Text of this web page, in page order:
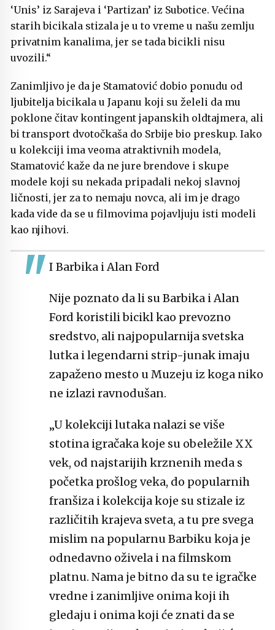
‘Unis’ iz Sarajeva i ‘Partizan’ iz Subotice. Većina
starih bicikala stizala je u to vreme u našu zemlju
privatnim kanalima, jer se tada bicikli nisu
uvozili.“
Zanimljivo je da je Stamatović dobio ponudu od
ljubitelja bicikala u Japanu koji su želeli da mu
poklone čitav kontingent japanskih oldtajmera, ali
bi transport dvotočkaša do Srbije bio preskup. Iako
u kolekciji ima veoma atraktivnih modela,
Stamatović kaže da ne jure brendove i skupe
modele koji su nekada pripadali nekoj slavnoj
ličnosti, jer za to nemaju novca, ali im je drago
kada vide da se u filmovima pojavljuju isti modeli
kao njihovi.
I Barbika i Alan Ford
Nije poznato da li su Barbika i Alan
Ford koristili bicikl kao prevozno
sredstvo, ali najpopularnija svetska
lutka i legendarni strip-junak imaju
zapaženo mesto u Muzeju iz koga niko
ne izlazi ravnodušan.
„U kolekciji lutaka nalazi se više
stotina igračaka koje su obeležile XX
vek, od najstarijih krznenih meda s
početka prošlog veka, do popularnih
franšiza i kolekcija koje su stizale iz
različitih krajeva sveta, a tu pre svega
mislim na popularnu Barbiku koja je
odnedavno oživela i na filmskom
platnu. Nama je bitno da su te igračke
vredne i zanimljive onima koji ih
gledaju i onima koji će znati da se